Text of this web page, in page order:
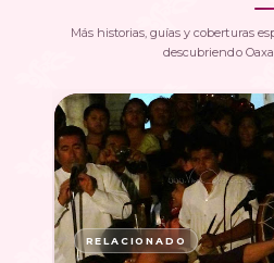
Más historias, guías y coberturas
descubriendo